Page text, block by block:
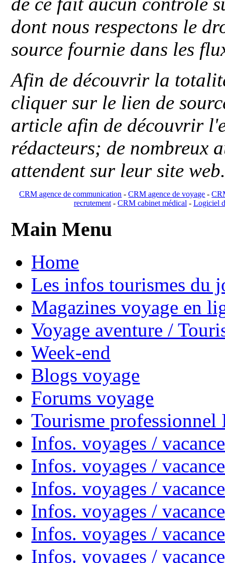
dont nous respectons le
source fournie dans les
Afin de découvrir la
cliquer sur le lien de
article afin de découvrir
rédacteurs; de nombreux
attendent sur leur site
CRM agence de communication -CRM agence de voyage -
recrutement- CRM cabinet médical- Logiciel
Main Menu
Home
Les infos tourismes du
Magazines voyage en
Voyage aventure /
Week-end
Blogs voyage
Forums voyage
Tourisme
Infos. voyages /
Infos. voyages /
Infos. voyages /
Infos. voyages /
Infos. voyages /
Infos. voyages /